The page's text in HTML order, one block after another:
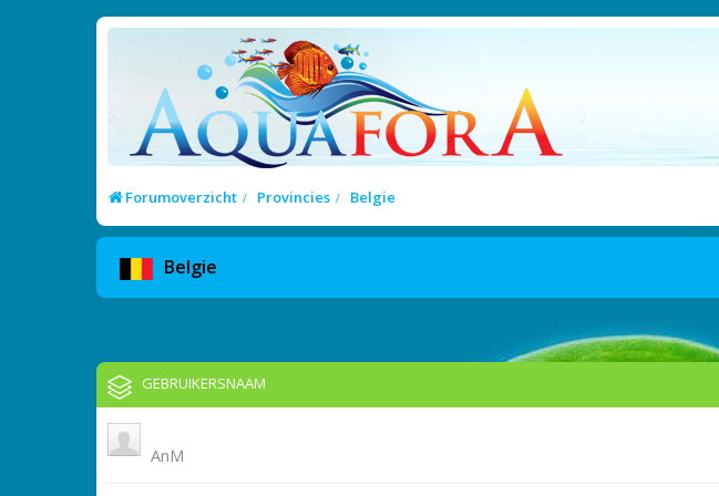
Forumoverzicht Provincies Belgie
Belgie
GEBRUIKERSNAAM
AnM